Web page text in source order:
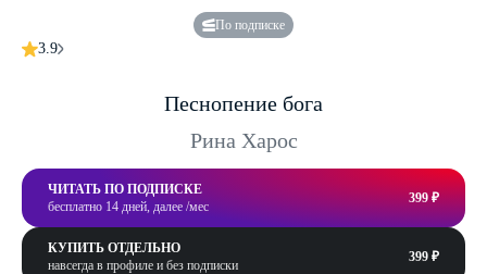
По подписке
3.9
Песнопение бога
Рина Харос
ЧИТАТЬ ПО ПОДПИСКЕ
бесплатно 14 дней, далее /мес
399 ₽
КУПИТЬ ОТДЕЛЬНО
навсегда в профиле и без подписки
399 ₽